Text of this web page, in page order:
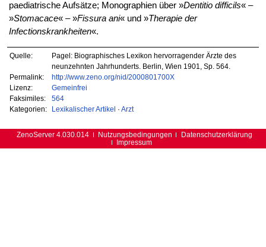
paediatrische Aufsätze; Monographien über »Dentitio difficils« –
»Stomacace« – »Fissura ani« und »Therapie der
Infectionskrankheiten«.
Quelle:
Pagel: Biographisches Lexikon hervorragender Ärzte des
neunzehnten Jahrhunderts. Berlin, Wien 1901, Sp. 564.
Permalink:
http://www.zeno.org/nid/2000801700X
Lizenz:
Gemeinfrei
Faksimiles:
564
Kategorien:
Lexikalischer Artikel · Arzt
ZenoServer 4.030.014 Nutzungsbedingungen
Datenschutzerklärung
Impressum